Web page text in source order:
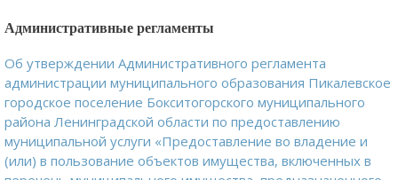
Административные регламенты
Об утверждении Административного регламента
администрации муниципального образования Пикалевское
городское поселение Бокситогорского муниципального
района Ленинградской области по предоставлению
муниципальной услуги «Предоставление во владение и
(или) в пользование объектов имущества, включенных в